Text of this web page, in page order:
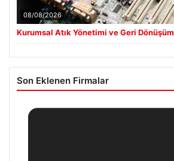
08/08/2026
Kurumsal Atık Yönetimi ve Geri Dönüşüm
Son Eklenen Firmalar